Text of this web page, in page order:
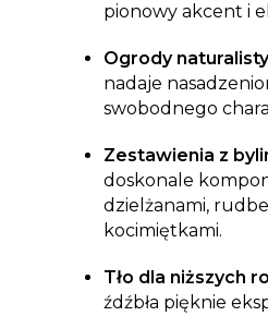
pionowy akcent i
Ogrody
nadaje
swobodnego
Zestawienia z
doskonale
dzielżanami,
kocimiętkami.
Tło dla niższych
źdźbła pięknie